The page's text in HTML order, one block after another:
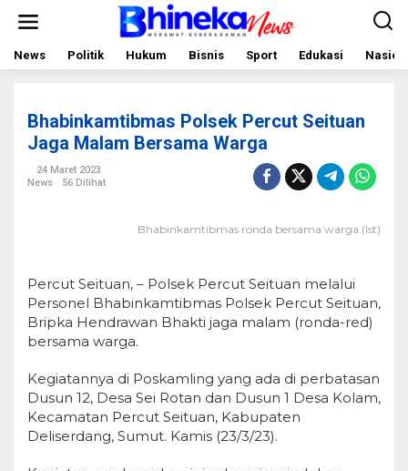
News Politik Hukum Bisnis Sport Edukasi
Bhabinkamtibmas Polsek Percut Seituan
Jaga Malam Bersama Warga
24 Maret 2023
News
56 Dilihat
Bhabinkamtibmas ronda bersama warga.(Ist)
Percut Seituan, – Polsek Percut Seituan melalui
Personel Bhabinkamtibmas Polsek Percut Seituan,
Bripka Hendrawan Bhakti jaga malam (ronda-red)
bersama warga.
Kegiatannya di Poskamling yang ada di perbatasan
Dusun 12, Desa Sei Rotan dan Dusun 1 Desa Kolam,
Kecamatan Percut Seituan, Kabupaten
Deliserdang, Sumut. Kamis (23/3/23).